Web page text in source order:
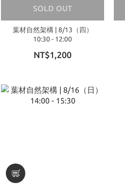
SOLD OUT
葉材自然架構 | 8/13（四）
10:30 - 12:00
NT$1,200